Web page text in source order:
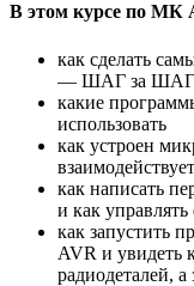
В этом курсе по МК
как сделать
— ШАГ за
какие
использовать
как устроен
как написать
и как
как запустить
AVR и увидеть
радиодеталей, а